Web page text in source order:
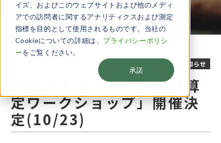
イズ、およびこのウェブサイトおよび他のメディ
アでの訪問者に関するアナリティクスおよび測定
指標を目的として使用されるものです。当社の
Cookieについての詳細は、 プライバシーポリシ
ーをご覧ください。
承諾
お知らせ
鳥取県主催「CO2排出量算
定ワークショップ」開催決
定(10/23)